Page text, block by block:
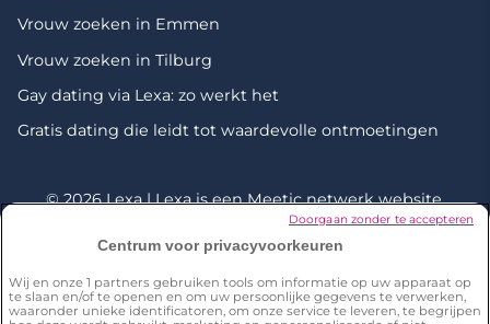
Vrouw zoeken in Emmen
Vrouw zoeken in Tilburg
Gay dating via Lexa: zo werkt het
Gratis dating die leidt tot waardevolle ontmoetingen
© 2026 Lexa | Lexa is eenMeetic netwerkwebsite.
*Onderzoek uitgevoerd door Dynata in december 2023 onder
een representatieve steekproef van 2001 personen van 18+ in
Nederland. 18% van de respondenten zegt iemand te kennen
die een partner heeft ontmoet op Lexa V: Ken je onder je
Centrum voor privacyvoorkeuren
Wij en onze 1 partners gebruiken tools om informatie op uw apparaat op
te slaan en/of te openen en om uw persoonlijke gegevens te verwerken,
waaronder unieke identificatoren, om onze service te leveren, te begrijpen
Doorgaan zonder te accepteren